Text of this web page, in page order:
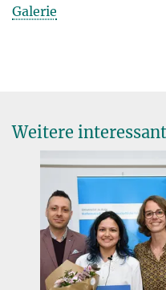
Galerie
Weitere